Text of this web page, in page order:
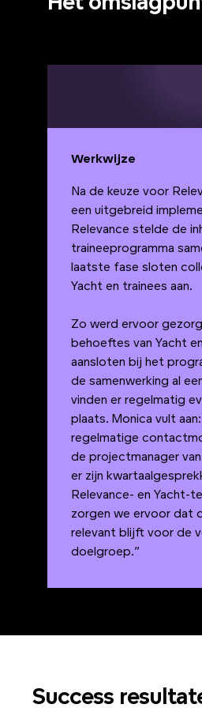
Het
Werkwijze
Na de keuze voor
een uitgebreid
Relevance stelde de
traineeprogramma
laatste fase sloten
Yacht en trainees aan.
Zo werd ervoor
behoeftes van Yacht
aansloten bij het
de samenwerking al
vinden er regelmatig
plaats. Monica vult aan:
regelmatige
de projectmanager
er zijn
Relevance- en Yacht-
zorgen we ervoor dat
relevant blijft voor de
doelgroep.”
Success